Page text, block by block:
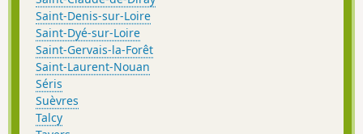
Saint-Denis-sur-Loire
Saint-Dyé-sur-Loire
Saint-Gervais-la-Forêt
Saint-Laurent-Nouan
Séris
Suèvres
Talcy